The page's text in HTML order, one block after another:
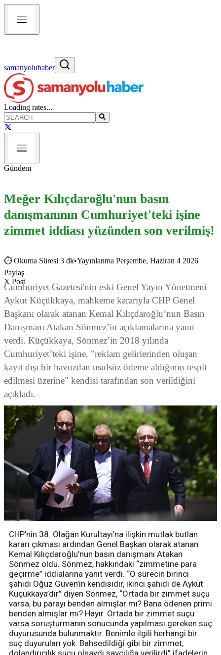
samanyoluhaber
Loading rates...
Gündem
Meğer Kılıçdaroğlu'nun basın
danışmanının Cumhuriyet'teki işine
zimmet iddiası yüzünden son verilmiş!
⏱ Okuma Süresi 3 dk•Yayınlanma Perşembe, Haziran 4 2026
Paylaş
X Post
Cumhuriyet Gazetesi'nin eski Genel Yayın Yönetmeni
Aykut Küçükkaya, mahkeme kararıyla CHP Genel
Başkanı olarak atanan Kemal Kılıçdaroğlu’nun Basın
Danışmanı Atakan Sönmez’in açıklamalarına yanıt
verdi. Küçükkaya, Sönmez’in 2018 yılında
Cumhuriyet’teki işine, "reklam gelirlerinden oluşan
kayıt dışı bir havuzdan usulsüz ödeme aldığının tespit
edilmesi üzerine" kendisi tarafından son verildiğini
açıkladı.
CHP’nin 38. Olağan Kurultayı’na ilişkin mutlak butlan
kararı çıkması ardından Genel Başkan olarak atanan
Kemal Kılıçdaroğlu’nun basın danışmanı Atakan
Sönmez oldu. Sönmez, hakkındaki “zimmetine para
geçirme” iddialarına yanıt verdi. “O sürecin birinci
şahidi Oğuz Güven’in kendisidir, ikinci şahidi de Aykut
Küçükkaya’dır” diyen Sönmez, “Ortada bir zimmet suçu
varsa, bu parayı benden almışlar mı? Bana ödenen primi
benden almışlar mı? Hayır. Ortada bir zimmet suçu
varsa soruşturmanın sonucunda yapılması gereken suç
duyurusunda bulunmaktır. Benimle ilgili herhangi bir
suç duyuruları yok. Bahsedildiği gibi bir zimmet,
dolandırıcılık suçu olsaydı savcılığa verilirdi” ifadelerin